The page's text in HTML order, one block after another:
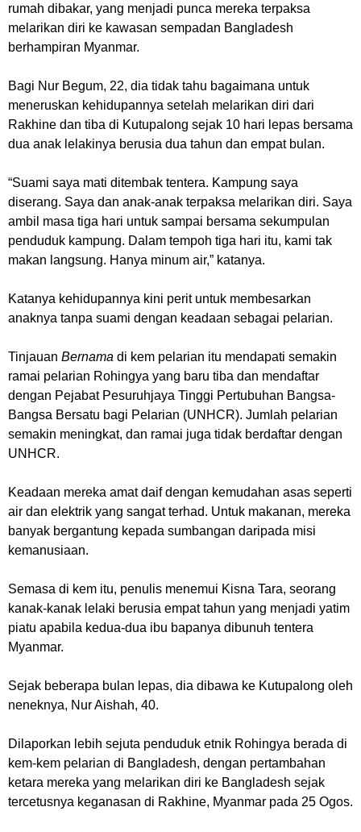
rumah dibakar, yang menjadi punca mereka terpaksa
melarikan diri ke kawasan sempadan Bangladesh
berhampiran Myanmar.
Bagi Nur Begum, 22, dia tidak tahu bagaimana untuk
meneruskan kehidupannya setelah melarikan diri dari
Rakhine dan tiba di Kutupalong sejak 10 hari lepas bersama
dua anak lelakinya berusia dua tahun dan empat bulan.
“Suami saya mati ditembak tentera. Kampung saya
diserang. Saya dan anak-anak terpaksa melarikan diri. Saya
ambil masa tiga hari untuk sampai bersama sekumpulan
penduduk kampung. Dalam tempoh tiga hari itu, kami tak
makan langsung. Hanya minum air,” katanya.
Katanya kehidupannya kini perit untuk membesarkan
anaknya tanpa suami dengan keadaan sebagai pelarian.
Tinjauan Bernama di kem pelarian itu mendapati semakin
ramai pelarian Rohingya yang baru tiba dan mendaftar
dengan Pejabat Pesuruhjaya Tinggi Pertubuhan Bangsa-
Bangsa Bersatu bagi Pelarian (UNHCR). Jumlah pelarian
semakin meningkat, dan ramai juga tidak berdaftar dengan
UNHCR.
Keadaan mereka amat daif dengan kemudahan asas seperti
air dan elektrik yang sangat terhad. Untuk makanan, mereka
banyak bergantung kepada sumbangan daripada misi
kemanusiaan.
Semasa di kem itu, penulis menemui Kisna Tara, seorang
kanak-kanak lelaki berusia empat tahun yang menjadi yatim
piatu apabila kedua-dua ibu bapanya dibunuh tentera
Myanmar.
Sejak beberapa bulan lepas, dia dibawa ke Kutupalong oleh
neneknya, Nur Aishah, 40.
Dilaporkan lebih sejuta penduduk etnik Rohingya berada di
kem-kem pelarian di Bangladesh, dengan pertambahan
ketara mereka yang melarikan diri ke Bangladesh sejak
tercetusnya keganasan di Rakhine, Myanmar pada 25 Ogos.